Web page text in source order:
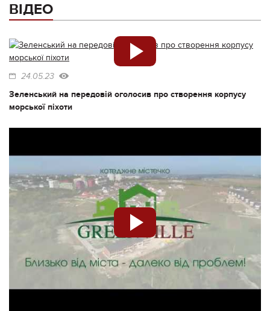
ВІДЕО
24.05.23
Зеленський на передовій оголосив про створення корпусу
морської піхоти